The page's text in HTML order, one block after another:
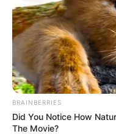
Συναγερμός στην
εναέρια μέσα για
εξάπλωση της.
BRAINBERRIES
Did You Notice How
The Movie?